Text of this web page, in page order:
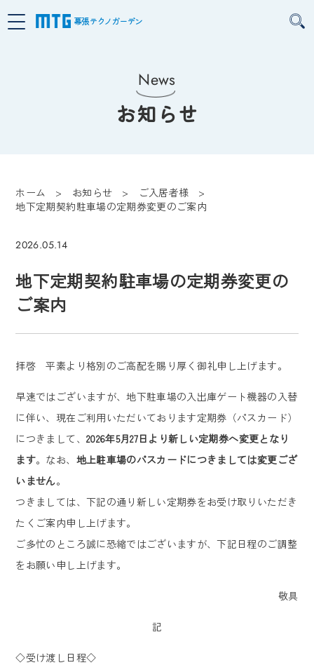
幕張テクノガーデン
News
お知らせ
ホーム お知らせ
ご入居者様
地下定期契約駐車場の定期券変更のご案内
2026.05.14
地下定期契約駐車場の定期券変更の
ご案内
拝啓 平素より格別のご高配を賜り厚く御礼申し上げます。
早速ではございますが、地下駐車場の入出庫ゲート機器の入替
に伴い、現在ご利用いただいております定期券（パスカード）
につきまして、 2026年5月27日より新しい定期券へ変更となり
ます。なお、 地上駐車場のパスカードにつきましては変更ござ
いません。
つきましては、下記の通り新しい定期券をお受け取りいただき
たくご案内申し上げます。
ご多忙のところ誠に恐縮ではございますが、下記日程のご調整
をお願い申し上げます。
敬具
記
◇受け渡し日程◇